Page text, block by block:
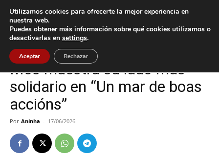
Inicio Cultura / Ocio
Cultura / Ocio Mos
Mos muestra su lado más
solidario en “Un mar de boas
accións”
Por Aninha - 17/06/2026
Utilizamos cookies para ofrecerte la mejor experiencia en
nuestra web.
Puedes obtener más información sobre qué cookies utilizamos o
desactivarlas en settings.
Aceptar Rechazar